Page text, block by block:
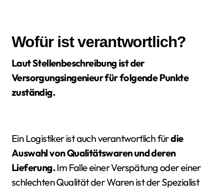
Wofür ist verantwortlich?
Laut Stellenbeschreibung ist der
Versorgungsingenieur für folgende Punkte
zuständig.
Ein Logistiker ist auch verantwortlich fürdie
Auswahl von Qualitätswaren und deren
Lieferung.Im Falle einer Verspätung oder einer
schlechten Qualität der Waren ist der Spezialist